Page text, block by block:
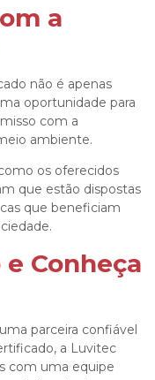
a
não é apenas
oportunidade para
com a
ambiente.
os oferecidos
que estão dispostas
que beneficiam
Conheça
parceira confiável
, a Luvitec
com uma equipe